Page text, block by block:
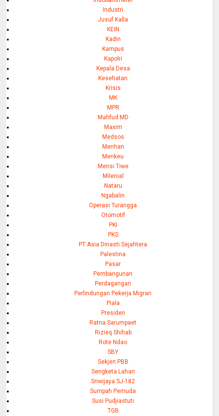
Industri
Jusuf Kalla
KEIN
Kadin
Kampus
Kapolri
Kepala Desa
Kesehatan
Krisis
MK
MPR
Mahfud MD
Maxim
Medsos
Menhan
Menkeu
Mensi Tiwe
Milenial
Nataru
Ngabalin
Operasi Turangga
Otomotif
PKI
PKS
PT Asia Dinasti Sejahtera
Palestina
Pasar
Pembangunan
Perdagangan
Perlindungan Pekerja Migran
Piala
Presiden
Ratna Sarumpaet
Rizieq Shihab
Rote Ndao
SBY
Sekjen PBB
Sengketa Lahan
Sriwijaya SJ-182
Sumpah Pemuda
Susi Pudjiastuti
TGB